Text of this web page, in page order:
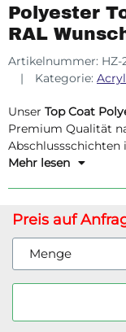
Polyester
RAL
Artikelnummer: HZ-
Kategorie:
Unser Top Coat
Premium Qualität
Abschlussschichten
Bootsbau - immer
Mehr lesen
Preis auf
Menge